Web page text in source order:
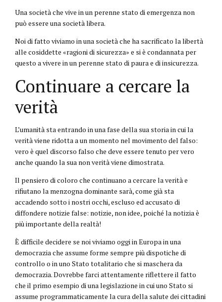
Una società che vive in un perenne stato di emergenza non
può essere una società libera.
Noi di fatto viviamo in una società che ha sacrificato la libertà
alle cosiddette «ragioni di sicurezza» e si è condannata per
questo a vivere in un perenne stato di paura e di insicurezza.
Continuare a cercare la
verità
L’umanità sta entrando in una fase della sua storia in cui la
verità viene ridotta a un momento nel movimento del falso:
vero è quel discorso falso che deve essere tenuto per vero
anche quando la sua non verità viene dimostrata.
Il pensiero di coloro che continuano a cercare la verità e
rifiutano la menzogna dominante sarà, come già sta
accadendo sotto i nostri occhi, escluso ed accusato di
diffondere notizie false: notizie, non idee, poiché la notizia è
più importante della realtà!
È difficile decidere se noi viviamo oggi in Europa in una
democrazia che assume forme sempre più dispotiche di
controllo o in uno Stato totalitario che si maschera da
democrazia. Dovrebbe farci attentamente riflettere il fatto
che il primo esempio di una legislazione in cui uno Stato si
assume programmaticamente la cura della salute dei cittadini